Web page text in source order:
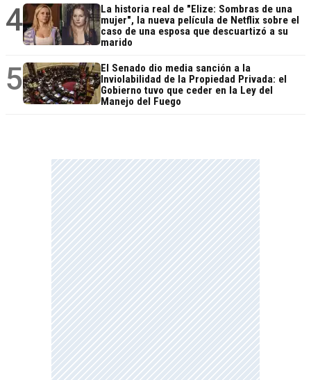
4
La historia real de "Elize: Sombras de una
mujer", la nueva película de Netflix sobre el
caso de una esposa que descuartizó a su
marido
5
El Senado dio media sanción a la
Inviolabilidad de la Propiedad Privada: el
Gobierno tuvo que ceder en la Ley del
Manejo del Fuego